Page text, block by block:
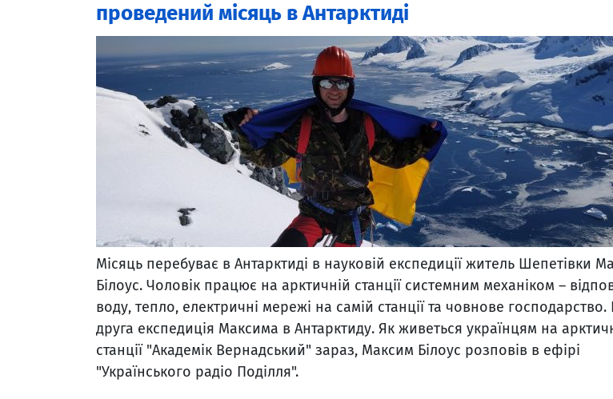
проведений місяць в Антарктиді
Місяць перебуває в Антарктиді в науковій експедиції житель Шепетівки
Білоус. Чоловік працює на арктичній станції системним механіком –
воду, тепло, електричні мережі на самій станції та човнове
друга експедиція Максима в Антарктиду. Як живеться українцям на
станції "Академік Вернадський" зараз, Максим Білоус розповів в ефірі
"Українського радіо Поділля".